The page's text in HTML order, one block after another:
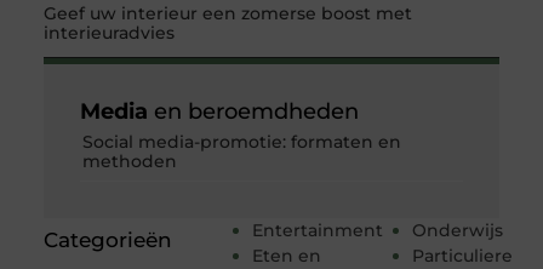
Geef uw interieur een zomerse boost met
interieuradvies
Categorieën
Entertainment
Eten en
Onderwijs
Particuliere
Media en beroemdheden
Social media-promotie: formaten en
methoden